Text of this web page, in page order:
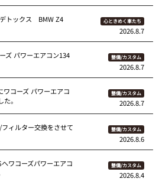
トックス BMW Z4
心ときめく車たち
2026.8.7
ズ パワーエアコン134
整備/カスタム
2026.8.7
ワコーズ パワーエアコ
。
整備/カスタム
2026.8.7
ィルター交換をさせて
整備/カスタム
2026.8.6
ワコーズパワーエアコ
整備/カスタム
2026.8.4